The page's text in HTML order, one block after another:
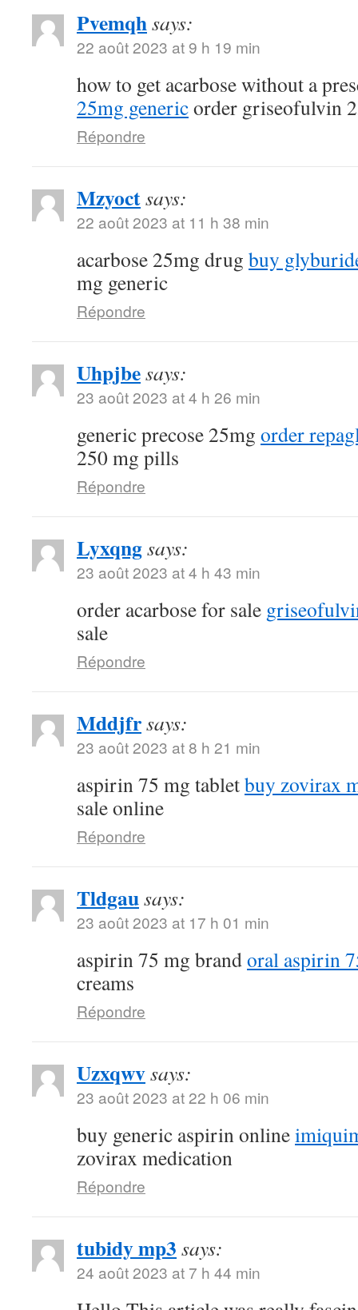
Pvemqhsays:
22 août 2023 at 9 h 19 min
how to get acarbose without a
25mg genericorder griseofulvin
Répondre
Mzyoctsays:
22 août 2023 at 11 h 38 min
acarbose 25mg drug buy
mg generic
Répondre
Uhpjbesays:
23 août 2023 at 4 h 26 min
generic precose 25mg order
250 mg pills
Répondre
Lyxqngsays:
23 août 2023 at 4 h 43 min
order acarbose for sale
sale
Répondre
Mddjfrsays:
23 août 2023 at 8 h 21 min
aspirin 75 mg tabletbuy zovirax
sale online
Répondre
Tldgausays:
23 août 2023 at 17 h 01 min
aspirin 75 mg brandoral aspirin
creams
Répondre
Uzxqwvsays:
23 août 2023 at 22 h 06 min
buy generic aspirin online
zovirax medication
Répondre
tubidy mp3 says:
24 août 2023 at 7 h 44 min